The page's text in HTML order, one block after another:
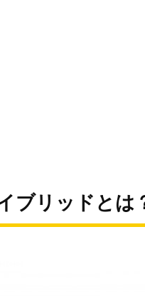
ブリッドとは